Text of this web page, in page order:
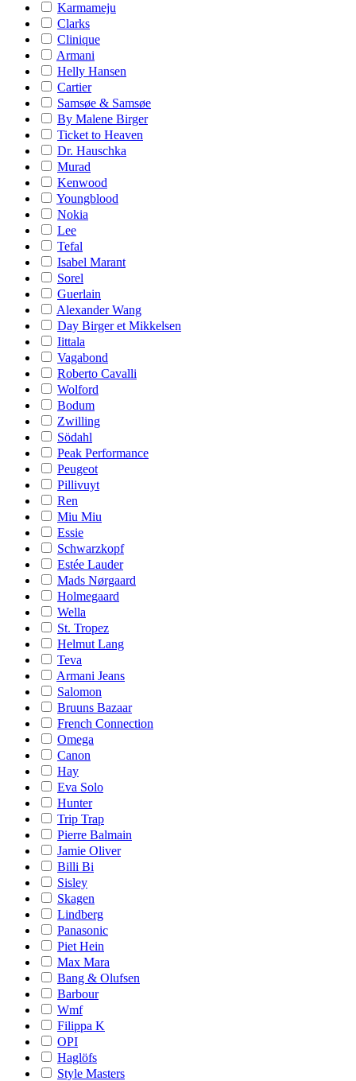
Karmameju
Clarks
Clinique
Armani
Helly Hansen
Cartier
Samsøe & Samsøe
By Malene Birger
Ticket to Heaven
Dr. Hauschka
Murad
Kenwood
Youngblood
Nokia
Lee
Tefal
Isabel Marant
Sorel
Guerlain
Alexander Wang
Day Birger et Mikkelsen
Iittala
Vagabond
Roberto Cavalli
Wolford
Bodum
Zwilling
Södahl
Peak Performance
Peugeot
Pillivuyt
Ren
Miu Miu
Essie
Schwarzkopf
Estée Lauder
Mads Nørgaard
Holmegaard
Wella
St. Tropez
Helmut Lang
Teva
Armani Jeans
Salomon
Bruuns Bazaar
French Connection
Omega
Canon
Hay
Eva Solo
Hunter
Trip Trap
Pierre Balmain
Jamie Oliver
Billi Bi
Sisley
Skagen
Lindberg
Panasonic
Piet Hein
Max Mara
Bang & Olufsen
Barbour
Wmf
Filippa K
OPI
Haglöfs
Style Masters